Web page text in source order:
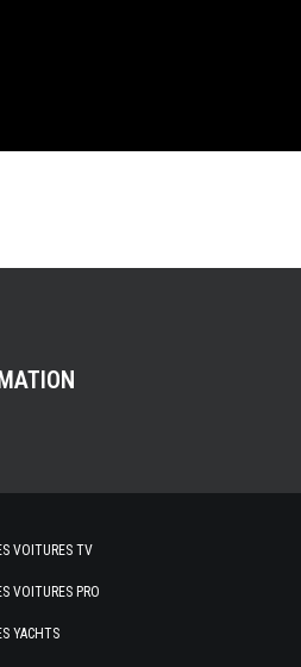
VOITURES TV
VOITURES PRO
YACHTS